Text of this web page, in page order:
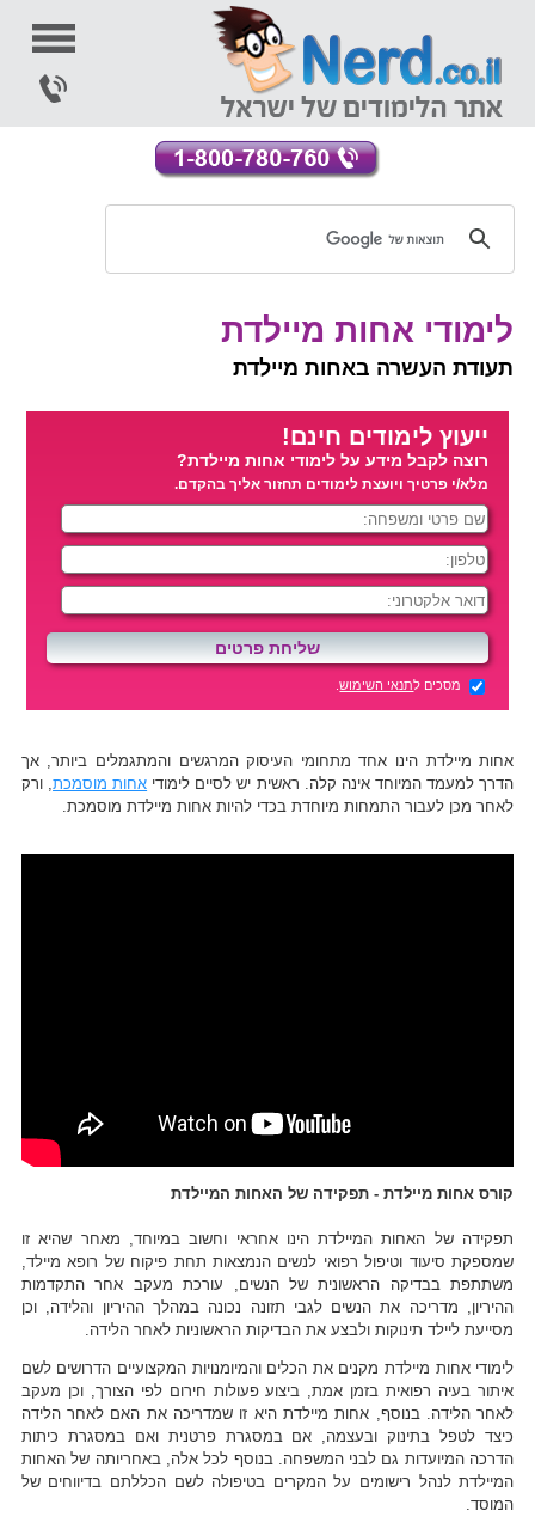
לימודי אחות מיילדת
תעודת העשרה באחות מיילדת
ייעוץ לימודים חינם!
רוצה לקבל מידע על לימודי אחות מיילדת?
מלא/י פרטיך ויועצת לימודים תחזור אליך בהקדם.
מסכים לתנאי השימוש.
אחות מיילדת הינו אחד מתחומי העיסוק המרגשים והמתגמלים ביותר, אך
הדרך למעמד המיוחד אינה קלה. ראשית יש לסיים לימודי אחות מוסמכת, ורק
לאחר מכן לעבור התמחות מיוחדת בכדי להיות אחות מיילדת מוסמכת.
קורס אחות מיילדת - תפקידה של האחות המיילדת
תפקידה של האחות המיילדת הינו אחראי וחשוב במיוחד, מאחר שהיא זו
שמספקת סיעוד וטיפול רפואי לנשים הנמצאות תחת פיקוח של רופא מיילד,
משתתפת בבדיקה הראשונית של הנשים, עורכת מעקב אחר התקדמות
ההיריון, מדריכה את הנשים לגבי תזונה נכונה במהלך ההיריון והלידה, וכן
מסייעת ליילד תינוקות ולבצע את הבדיקות הראשוניות לאחר הלידה.
לימודי אחות מיילדת מקנים את הכלים והמיומנויות המקצועיים הדרושים לשם
איתור בעיה רפואית בזמן אמת, ביצוע פעולות חירום לפי הצורך, וכן מעקב
לאחר הלידה. בנוסף, אחות מיילדת היא זו שמדריכה את האם לאחר הלידה
כיצד לטפל בתינוק ובעצמה, אם במסגרת פרטנית ואם במסגרת כיתות
הדרכה המיועדות גם לבני המשפחה. בנוסף לכל אלה, באחריותה של האחות
המיילדת לנהל רישומים על המקרים בטיפולה לשם הכללתם בדיווחים של
המוסד.